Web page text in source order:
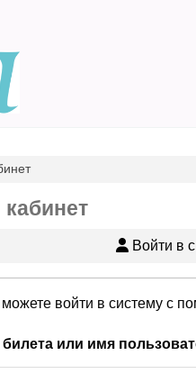
Войти в
войти в систему с
или имя